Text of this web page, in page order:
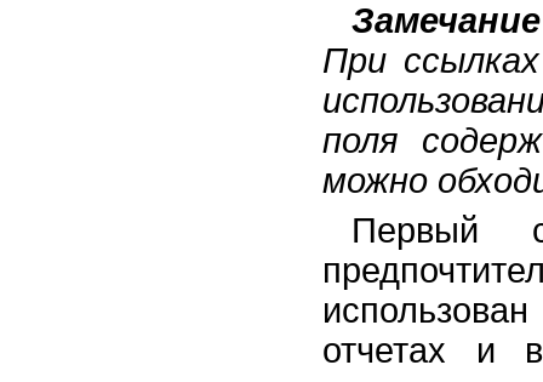
Замечание
При
поля
можно
Первый
отчетах и